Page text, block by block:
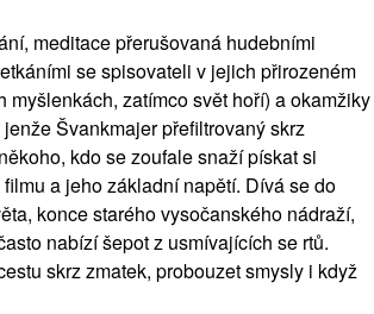
meditace přerušovaná hudebními
se spisovateli v jejich přirozeném
zatímco svět hoří) a okamžiky
Švankmajer přefiltrovaný skrz
kdo se zoufale snaží pískat si
a jeho základní napětí. Dívá se do
konce starého vysočanského nádraží,
nabízí šepot z usmívajících se rtů.
skrz zmatek, probouzet smysly i když